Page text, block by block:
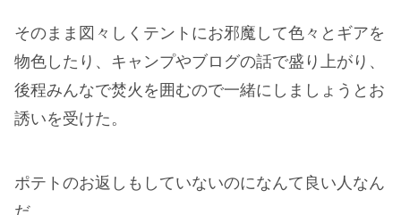
そのまま図々しくテントにお邪魔して色々とギアを
物色したり、キャンプやブログの話で盛り上がり、
後程みんなで焚火を囲むので一緒にしましょうとお
誘いを受けた。
ポテトのお返しもしていないのになんて良い人なん
だ。